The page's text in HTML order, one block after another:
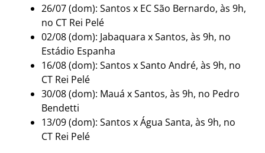
26/07 (dom): Santos x EC São Bernardo, às 9h,
no CT Rei Pelé
02/08 (dom): Jabaquara x Santos, às 9h, no
Estádio Espanha
16/08 (dom): Santos x Santo André, às 9h, no
CT Rei Pelé
30/08 (dom): Mauá x Santos, às 9h, no Pedro
Bendetti
13/09 (dom): Santos x Água Santa, às 9h, no
CT Rei Pelé